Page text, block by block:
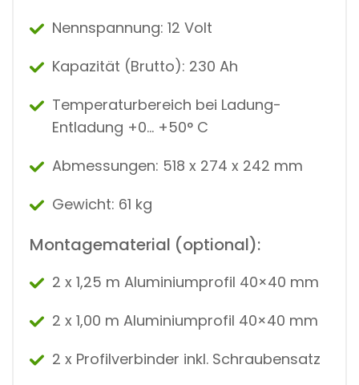
Nennspannung: 12 Volt
Kapazität (Brutto): ​​​​​​230 Ah
Temperaturbereich bei Ladung-
Entladung +0… +50° C
Abmessungen: 518 x 274 x 242 mm
Gewicht: 61 kg
Montagematerial (optional):
2 x 1,25 m Aluminiumprofil 40×40 mm
2 x 1,00 m Aluminiumprofil 40×40 mm
2 x Profilverbinder inkl. Schraubensatz